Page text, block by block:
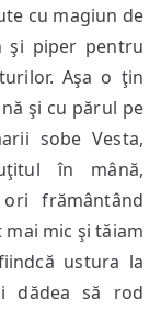
cu magiun de
piper pentru
Aşa o ţin
şi cu părul pe
sobe Vesta,
în mână,
frământând
mic şi tăiam
ustura la
dădea să rod